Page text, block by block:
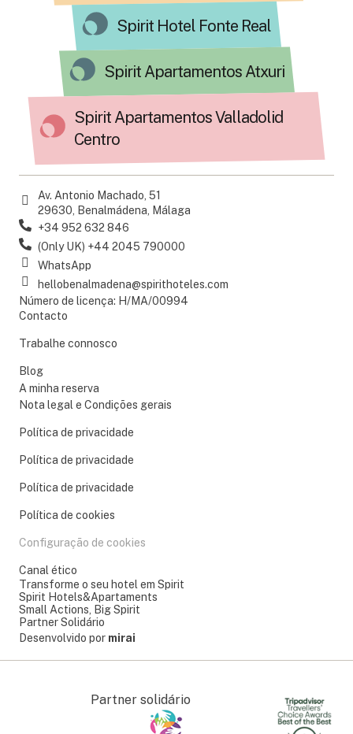
Spirit Hotel Fonte Real
Spirit Apartamentos Atxuri
Spirit Apartamentos Valladolid
Centro
Av. Antonio Machado, 51
29630, Benalmádena, Málaga
+34 952 632 846
(Only UK) +44 2045 790000
WhatsApp
hellobenalmadena@spirithoteles.com
Número de licença: H/MA/00994
Contacto
Trabalhe connosco
Blog
A minha reserva
Nota legal e Condições gerais
Política de privacidade
Política de privacidade
Política de privacidade
Política de cookies
Configuração de cookies
Canal ético
Transforme o seu hotel em Spirit
Spirit Hotels&Apartaments
Small Actions, Big Spirit
Partner Solidário
Desenvolvido por mirai
Partner solidário